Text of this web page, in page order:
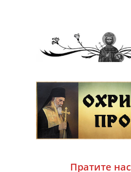
Пратите